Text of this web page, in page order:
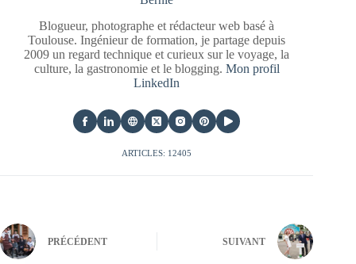
Blogueur, photographe et rédacteur web basé à
Toulouse. Ingénieur de formation, je partage depuis
2009 un regard technique et curieux sur le voyage, la
culture, la gastronomie et le blogging. Mon profil
LinkedIn
ARTICLES: 12405
PRÉCÉDENT SUIVANT